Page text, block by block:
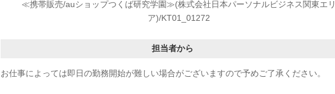
≪携帯販売/auショップつくば研究学園≫(株式会社日本パーソナルビジネス関東エリ
ア)/KT01_01272
担当者から
お仕事によっては即日の勤務開始が難しい場合がございますので予めご了承ください。